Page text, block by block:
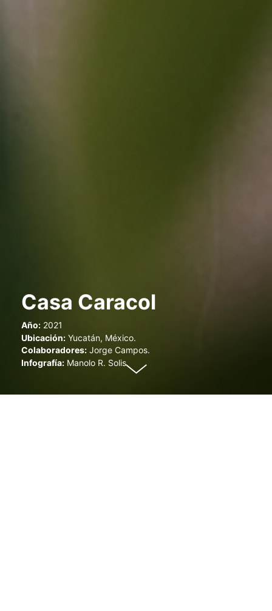
Casa Caracol
Año:2021
Ubicación:Yucatán, México.
Colaboradores:Jorge Campos.
Infografía:Manolo R. Solis